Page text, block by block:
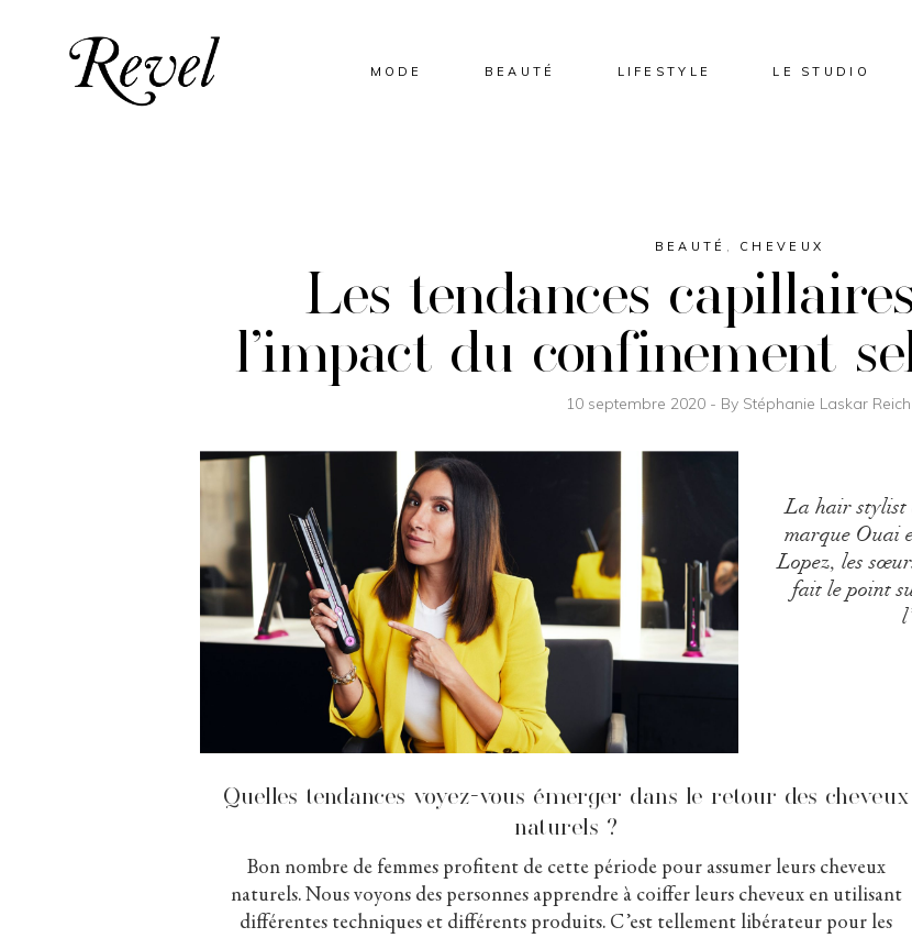
MODE BEAUTÉ LIFESTYLE LE STUDIO
BEAUTÉ , CHEVEUX
Les tendances
l’impact du confinement
10 septembre 2020 By Stéphanie Laskar Reich
La hair stylist
marque Ouai
Lopez, les
fait le point
Quelles tendances voyez-vous émerger dans le retour des cheveux
naturels ?
Bon nombre de femmes profitent de cette période pour assumer leurs cheveux
naturels. Nous voyons des personnes apprendre à coiffer leurs cheveux en utilisant
différentes techniques et différents produits. C’est tellement libérateur pour les